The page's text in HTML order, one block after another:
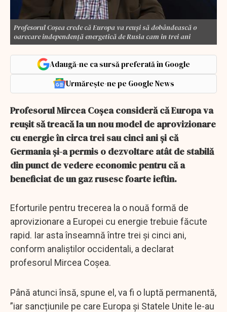
Profesorul Coșea crede că Europa va reuși să dobândească o
oarecare independență energetică de Rusia cam in trei ani
Adaugă-ne ca sursă preferată în Google
Urmărește-ne pe Google News
Profesorul Mircea Coșea consideră că Europa va
reușit să treacă la un nou model de aprovizionare
cu energie în circa trei sau cinci ani și că
Germania și-a permis o dezvoltare atât de stabilă
din punct de vedere economic pentru că a
beneficiat de un gaz rusesc foarte ieftin.
Eforturile pentru trecerea la o nouă formă de
aprovizionare a Europei cu energie trebuie făcute
rapid. Iar asta înseamnă între trei și cinci ani,
conform analiștilor occidentali, a declarat
profesorul Mircea Coșea.
Până atunci însă, spune el, va fi o luptă permanentă,
”iar sancțiunile pe care Europa și Statele Unite le-au